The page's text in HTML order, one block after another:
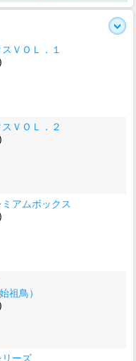
ＶＯＬ．１
ＶＯＬ．２
アムボックス
祖鳥）
ーズ